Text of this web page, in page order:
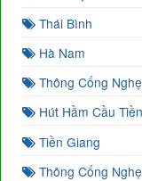
Thái Bình
Hà Nam
Thông Cống
Hút Hầm Cầu
Tiền Giang
Thông Cống